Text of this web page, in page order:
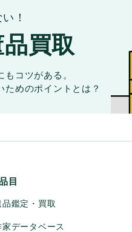
！
買取
もコツがある。
ためのポイントとは？
目
品鑑定・買取
家データベース